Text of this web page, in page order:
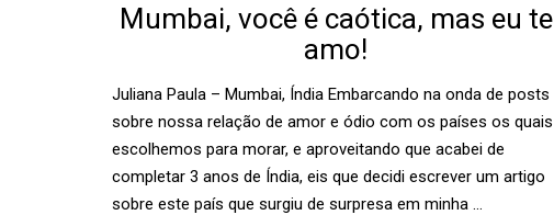
Mumbai, você é caótica, mas eu te
amo!
Juliana Paula – Mumbai, Índia Embarcando na onda de posts
sobre nossa relação de amor e ódio com os países os quais
escolhemos para morar, e aproveitando que acabei de
completar 3 anos de Índia, eis que decidi escrever um artigo
sobre este país que surgiu de surpresa em minha …